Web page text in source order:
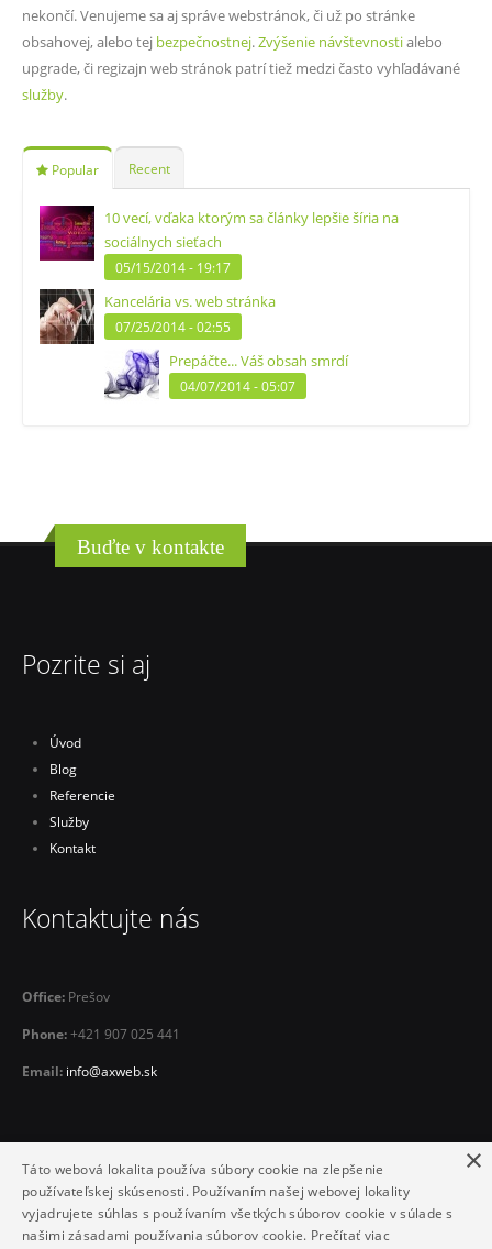
nekončí. Venujeme sa aj správe webstránok, či už po stránke
obsahovej, alebo tej bezpečnostnej.Zvýšenie návštevnostialebo
upgrade, či regizajn web stránok patrí tiež medzi často vyhľadávané
služby.
Popular Recent
10 vecí, vďaka ktorým sa články lepšie šíria na
sociálnych sieťach
05/15/2014 - 19:17
Kancelária vs. web stránka
07/25/2014 - 02:55
Prepáčte... Váš obsah smrdí
04/07/2014 - 05:07
Buďte v kontakte
Pozrite si aj
Úvod
Blog
Referencie
Služby
Kontakt
Kontaktujte nás
Office: Prešov
Phone:+421 907 025 441
Email: info@axweb.sk
×
Táto webová lokalita používa súbory cookie na zlepšenie
používateľskej skúsenosti. Používaním našej webovej lokality
vyjadrujete súhlas s používaním všetkých súborov cookie v súlade s
našimi zásadami používania súborov cookie. Prečítať viac